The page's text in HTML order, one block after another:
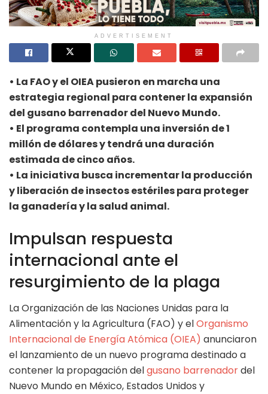
ADVERTISEMENT
• La FAO y el OIEA pusieron en marcha una
estrategia regional para contener la expansión
del gusano barrenador del Nuevo Mundo.
• El programa contempla una inversión de 1
millón de dólares y tendrá una duración
estimada de cinco años.
• La iniciativa busca incrementar la producción
y liberación de insectos estériles para proteger
la ganadería y la salud animal.
Impulsan respuesta
internacional ante el
resurgimiento de la plaga
La Organización de las Naciones Unidas para la
Alimentación y la Agricultura (FAO) y elOrganismo
Internacional de Energía Atómica (OIEA) anunciaron
el lanzamiento de un nuevo programa destinado a
contener la propagación delgusano barrenadordel
Nuevo Mundo en México, Estados Unidos y